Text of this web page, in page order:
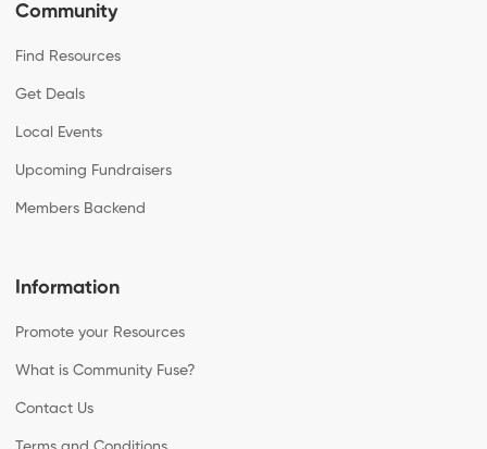
Community
Find Resources
Get Deals
Local Events
Upcoming Fundraisers
Members Backend
Information
Promote your Resources
What is Community Fuse?
Contact Us